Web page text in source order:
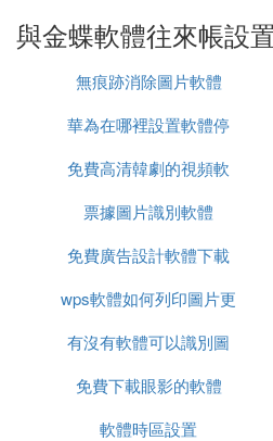
與金蝶軟體往來帳設
無痕跡消除圖片軟體
華為在哪裡設置軟體停
止運行
免費高清韓劇的視頻軟
體
票據圖片識別軟體
免費廣告設計軟體下載
wps軟體如何列印圖片更
清晰
有沒有軟體可以識別圖
片的畫師
免費下載眼影的軟體
軟體時區設置